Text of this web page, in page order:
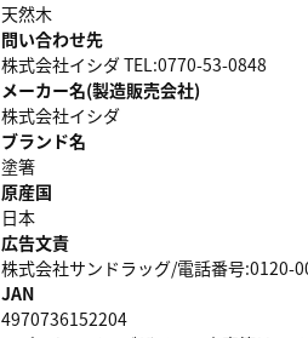
天然木
問い合わせ先
株式会社イシダ TEL:0770-53-0848
メーカー名(製造販売会社)
株式会社イシダ
ブランド名
塗箸
原産国
日本
広告文責
株式会社サンドラッグ/電話番号:0120-
JAN
4970736152204